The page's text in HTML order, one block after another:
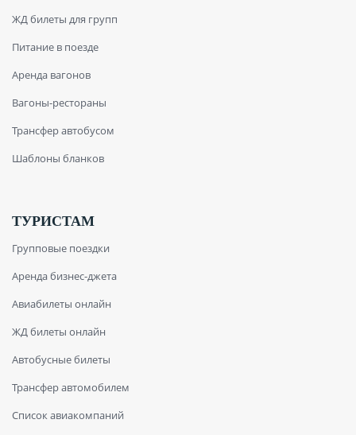
ЖД билеты для групп
Питание в поезде
Аренда вагонов
Вагоны-рестораны
Трансфер автобусом
Шаблоны бланков
ТУРИСТАМ
Групповые поездки
Аренда бизнес-джета
Авиабилеты онлайн
ЖД билеты онлайн
Автобусные билеты
Трансфер автомобилем
Список авиакомпаний